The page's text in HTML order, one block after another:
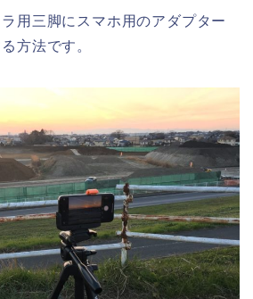
用三脚にスマホ用のアダプター
方法です。